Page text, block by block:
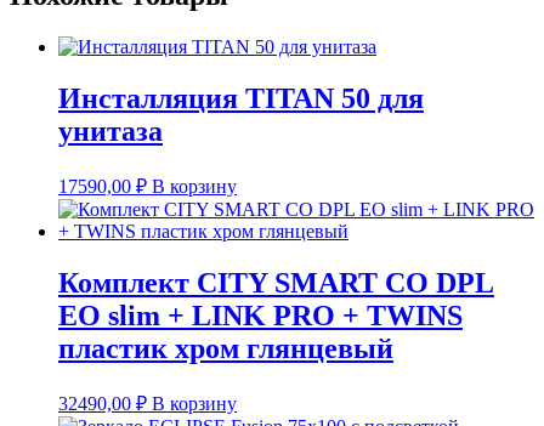
Инсталляция TITAN 50 для
унитаза
17590,00 ₽ В корзину
Комплект CITY SMART CO DPL
EO slim + LINK PRO + TWINS
пластик хром глянцевый
32490,00 ₽ В корзину